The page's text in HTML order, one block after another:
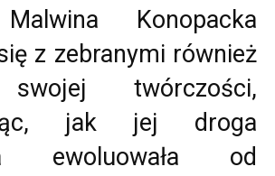
Konopacka
z zebranymi również
twórczości,
jak jej droga
ewoluowała od